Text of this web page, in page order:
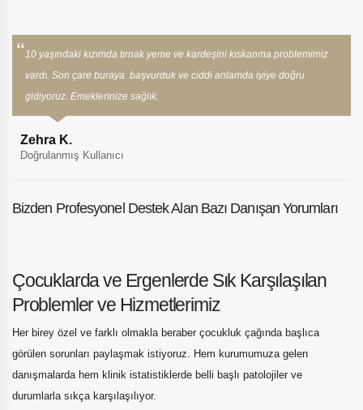
10 yaşındaki kızımda tırnak yeme ve kardeşini kıskanma problemimiz
vardı. Son çare buraya başvurduk ve ciddi anlamda iyiye doğru
gidiyoruz. Emeklerinize sağlık.
Zehra K.
Doğrulanmış Kullanıcı
Bizden Profesyonel Destek Alan Bazı Danışan Yorumları
Çocuklarda ve Ergenlerde Sık Karşılaşılan
Problemler ve Hizmetlerimiz
Her birey özel ve farklı olmakla beraber çocukluk çağında başlıca
görülen sorunları paylaşmak istiyoruz. Hem kurumumuza gelen
danışmalarda hem klinik istatistiklerde belli başlı patolojiler ve
durumlarla sıkça karşılaşılıyor.